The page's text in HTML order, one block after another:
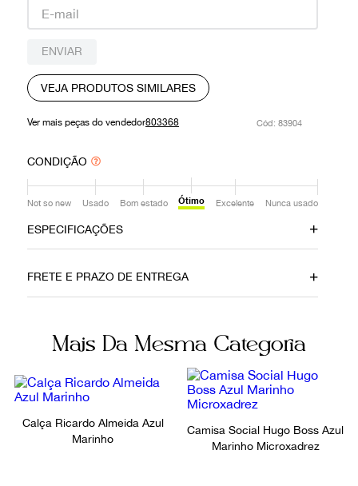
ENVIAR
VEJA PRODUTOS SIMILARES
Ver mais peças do vendedor803368 : 83904
CONDIÇÃO
Not so new Usado Bom estado Ótimo Excelente Nunca usado
ESPECIFICAÇÕES
6062026 São Paulo
Camisa Brooks Brothers
97% algodão, 3%
Cor Fecho
FRETE E PRAZO DE ENTREGA
Não sei meu CEP
Mais Da Mesma Categoria
Calça Ricardo Almeida Azul
Marinho
Camisa Social Hugo Boss Azul
Marinho Microxadrez
louis vuitton